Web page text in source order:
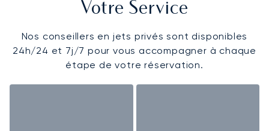
Votre Service
Nos conseillers en jets privés sont disponibles
24h/24 et 7j/7 pour vous accompagner à chaque
étape de votre réservation.